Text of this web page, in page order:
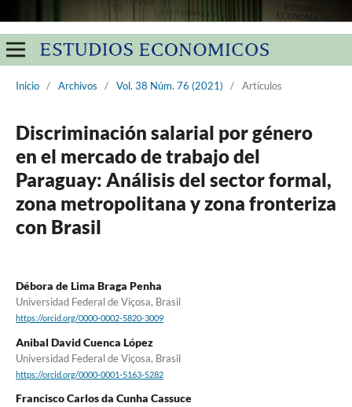
Inicio / Archivos / Vol. 38 Núm. 76 (2021) / Artículos
Discriminación salarial por género
en el mercado de trabajo del
Paraguay: Análisis del sector formal,
zona metropolitana y zona fronteriza
con Brasil
Débora de Lima Braga Penha
Universidad Federal de Viçosa, Brasil
https://orcid.org/0000-0002-5820-3009
Anibal David Cuenca López
Universidad Federal de Viçosa, Brasil
https://orcid.org/0000-0001-5163-5282
Francisco Carlos da Cunha Cassuce